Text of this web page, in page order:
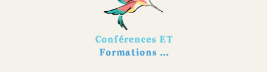
Conférences ET
Formations ...